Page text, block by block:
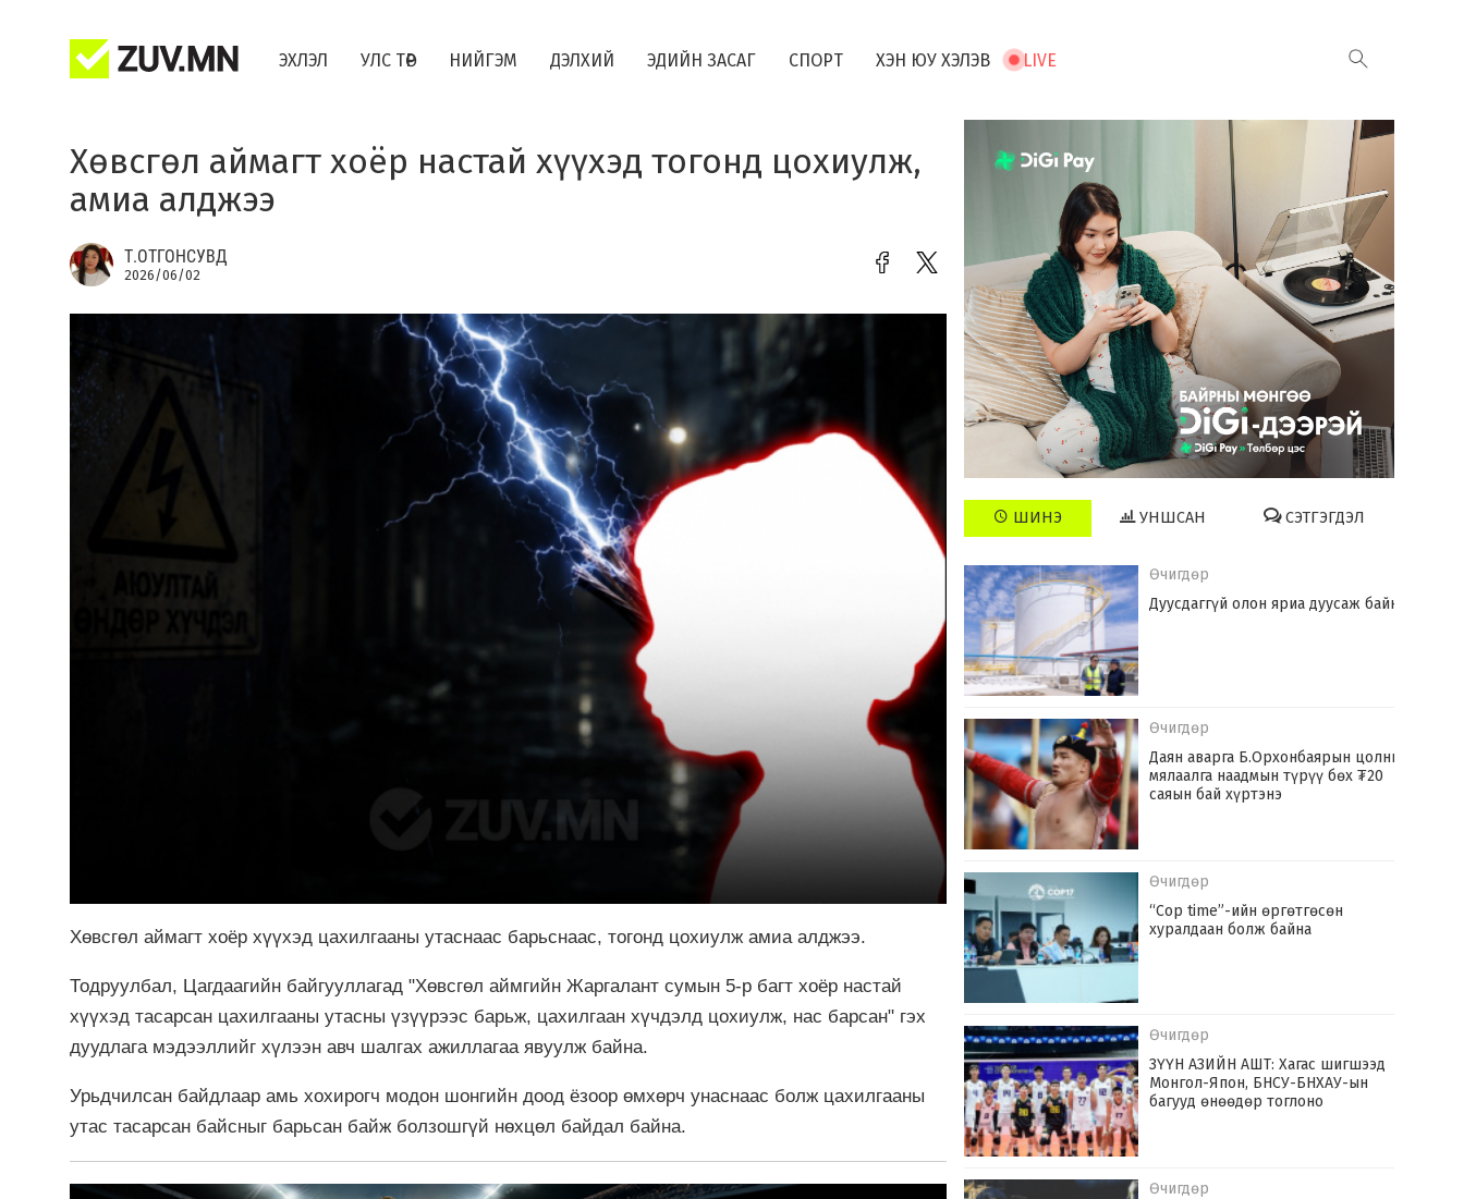
ЭХЛЭЛ УЛС ТӨР НИЙГЭМ ДЭЛХИЙ ЭДИЙН ЗАСАГ СПОРТ ХЭН ЮУ ХЭЛЭВ LIVE
Хөвсгөл аймагт хоёр настай хүүхэд тогонд цохиулж,
амиа алджээ
Т.ОТГОНСУВД
2026/06/02
Хөвсгөл аймагт хоёр хүүхэд цахилгааны утаснаас барьснаас, тогонд цохиулж амиа алджээ.
Тодруулбал, Цагдаагийн байгууллагад "Хөвсгөл аймгийн Жаргалант сумын 5-р багт хоёр настай
хүүхэд тасарсан цахилгааны утасны үзүүрээс барьж, цахилгаан хүчдэлд цохиулж, нас барсан" гэх
дуудлага мэдээллийг хүлээн авч шалгах ажиллагаа явуулж байна.
Урьдчилсан байдлаар амь хохирогч модон шонгийн доод ёзоор өмхөрч унаснаас болж цахилгааны
утас тасарсан байсныг барьсан байж болзошгүй нөхцөл байдал байна.
ШИНЭ УНШСАН СЭТГЭГДЭЛ
Өчигдөр
Дуусдаггүй олон яриа дуусаж байна
Өчигдөр
Даян аварга Б.Орхонбаярын цолны
мялаалга наадмын түрүү бөх ₮20
саяын бай хүртэнэ
Өчигдөр
“Cop time”-ийн өргөтгөсөн
хуралдаан болж байна
Өчигдөр
ЗҮҮН АЗИЙН АШТ: Хагас шигшээд
Монгол-Япон, БНСУ-БНХАУ-ын
багууд өнөөдөр тоглоно
Өчигдөр